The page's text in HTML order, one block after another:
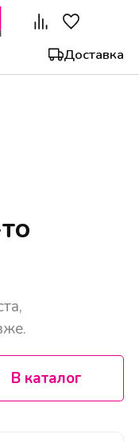
Доставка
В каталог